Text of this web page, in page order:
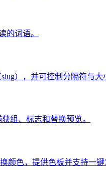
的词语。
），并可控制分隔符与大
组、标志和替换预览。
颜色，提供色板并支持一键